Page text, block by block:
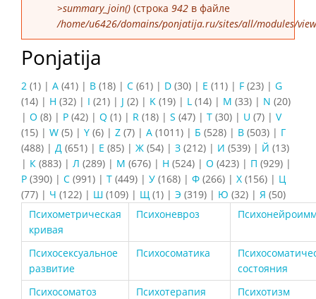
>summary_join() (строка 942 в файле
/home/u6426/domains/ponjatija.ru/sites/all/modules/
Ponjatija
2 (1) | A (41) | B (18) | C (61) | D (30) | E (11) | F (23) | G
(14) | H (32) | I (21) | J (2) | K (19) | L (14) | M (33) | N (20)
| O (8) | P (42) | Q (1) | R (18) | S (47) | T (30) | U (7) | V
(15) | W (5) | Y (6) | Z (7) | А (1011) | Б (528) | В (503) | Г
(488) | Д (651) | Е (85) | Ж (54) | З (212) | И (539) | Й (13)
| К (883) | Л (289) | М (676) | Н (524) | О (423) | П (929) |
Р (390) | С (991) | Т (449) | У (168) | Ф (266) | Х (156) | Ц
(77) | Ч (122) | Ш (109) | Щ (1) | Э (319) | Ю (32) | Я (50)
Психометрическая
кривая
Психоневроз
Психосексуальное
развитие
Психосоматика
состояния
Психосоматоз
Психотерапия Психотизм